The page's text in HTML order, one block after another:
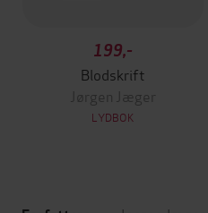
199,-
Blodskrift
Jørgen Jæger
LYDBOK